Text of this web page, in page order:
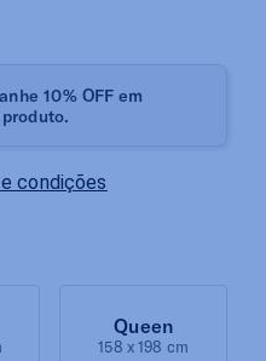
10% OFF em
condições
Queen
158 x 198 cm